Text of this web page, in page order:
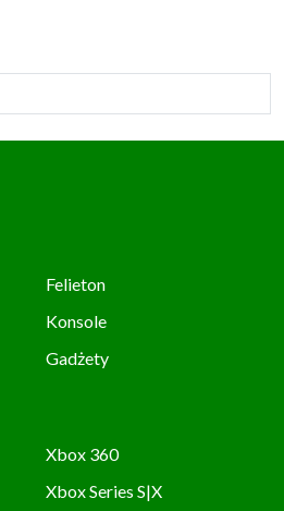
Felieton
Konsole
Gadżety
Xbox 360
Xbox Series S|X